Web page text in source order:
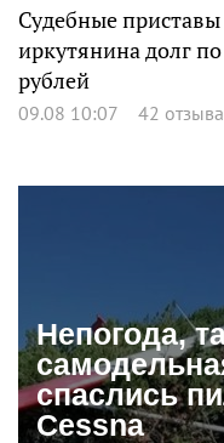
Судебные
иркутянина долг
рублей
09.08 10:07 42 отзыва
Непогода,
спаслись
Cessna